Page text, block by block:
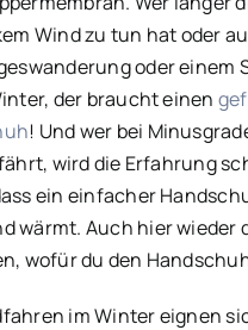
Wind zu tun hat oder
oder einem
der braucht einen
! Und wer bei
wird die Erfahrung
ein einfacher
wärmt. Auch hier wieder
wofür du den
im Winter eignen